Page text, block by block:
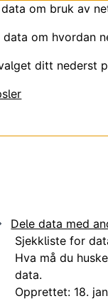
om bruk av
om hvordan
ditt nederst
Dele data med
Sjekkliste for
Hva må du
data.
Opprettet: 18.